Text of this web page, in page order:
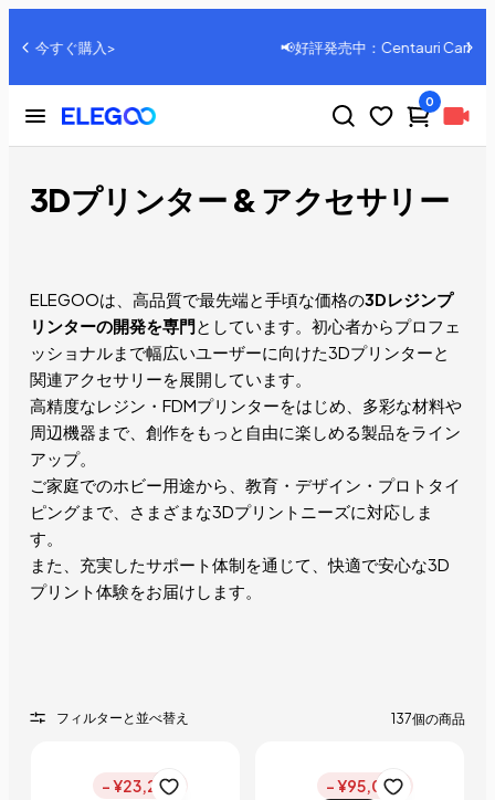
📢好評発売中：Centauri Carbon、詳細はこちら>>
0
3Dプリンター & アクセサリー
ELEGOOは、高品質で最先端と手頃な価格の3Dレジンプ
リンターの開発を専門としています。初心者からプロフェ
ッショナルまで幅広いユーザーに向けた3Dプリンターと
関連アクセサリーを展開しています。
高精度なレジン・FDMプリンターをはじめ、多彩な材料や
周辺機器まで、創作をもっと自由に楽しめる製品をライン
アップ。
ご家庭でのホビー用途から、教育・デザイン・プロトタイ
ピングまで、さまざまな3Dプリントニーズに対応しま
す。
また、充実したサポート体制を通じて、快適で安心な3D
プリント体験をお届けします。
フィルターと並べ替え 137個の商品
- ¥23,200
- ¥95,000